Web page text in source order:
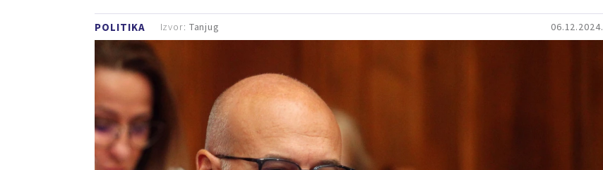
POLITIKA 06.12.2024.
Izvor: Tanjug